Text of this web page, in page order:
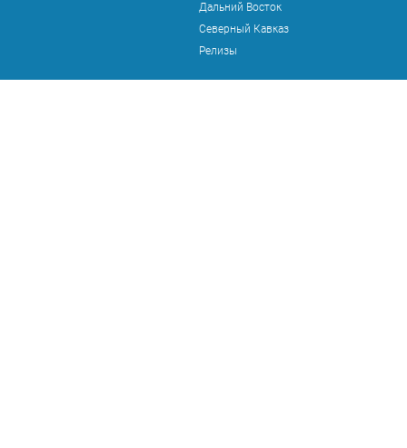
Дальний Восток
Северный Кавказ
Релизы